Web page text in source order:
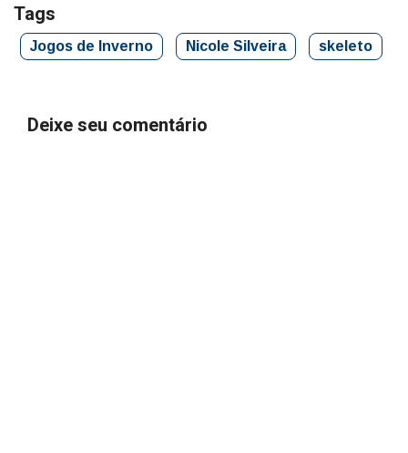
Tags
Jogos de Inverno Nicole Silveira skeleto
Deixe seu comentário